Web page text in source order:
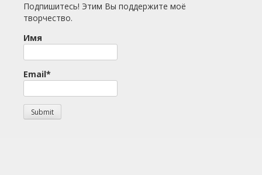
Подпишитесь! Этим Вы поддержите моё
творчество.
Имя
Email*